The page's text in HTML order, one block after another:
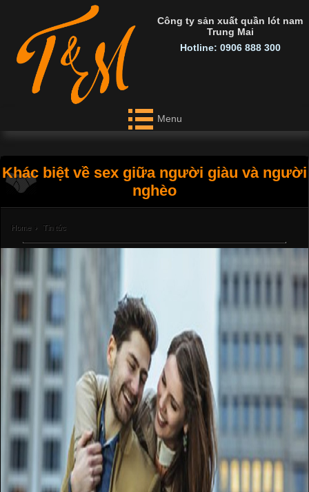
Công ty sản xuất quần lót nam
Trung Mai
Hotline: 0906 888 300
Menu
Khác biệt về sex giữa người giàu và người
nghèo
Home › Tin tức